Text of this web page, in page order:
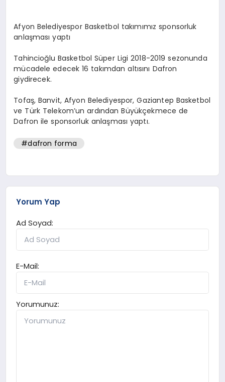
Afyon Belediyespor Basketbol takımımız sponsorluk
anlaşması yaptı
Tahincioğlu Basketbol Süper Ligi 2018-2019 sezonunda
mücadele edecek 16 takımdan altısını Dafron
giydirecek.
Tofaş, Banvit, Afyon Belediyespor, Gaziantep Basketbol
ve Türk Telekom’un ardından Büyükçekmece de
Dafron ile sponsorluk anlaşması yaptı.
#dafron forma
Yorum Yap
Ad Soyad:
E-Mail:
Yorumunuz: